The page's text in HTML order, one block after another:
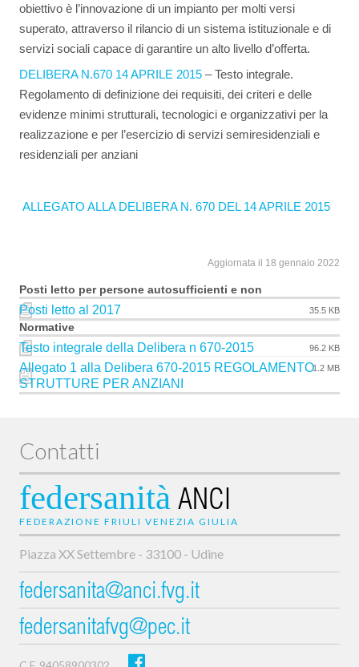
obiettivo è l’innovazione di un impianto per molti versi
superato, attraverso il rilancio di un sistema istituzionale e di
servizi sociali capace di garantire un alto livello d’offerta.
DELIBERA N.670 14 APRILE 2015 – Testo integrale.
Regolamento di definizione dei requisiti, dei criteri e delle
evidenze minimi strutturali, tecnologici e organizzativi per la
realizzazione e per l’esercizio di servizi semiresidenziali e
residenziali per anziani
ALLEGATO ALLA DELIBERA N. 670 DEL 14 APRILE 2015
Aggiornata il 18 gennaio 2022
Posti letto per persone autosufficienti e non
Posti letto al 2017 35.5 KB
Normative
Testo integrale della Delibera n 670-2015 96.2 KB
Allegato 1 alla Delibera 670-2015 REGOLAMENTO
STRUTTURE PER ANZIANI
1.2 MB
Contatti
federsanità ANCI
FEDERAZIONE FRIULI VENEZIA GIULIA
Piazza XX Settembre - 33100 - Udine
federsanita@anci.fvg.it
federsanitafvg@pec.it